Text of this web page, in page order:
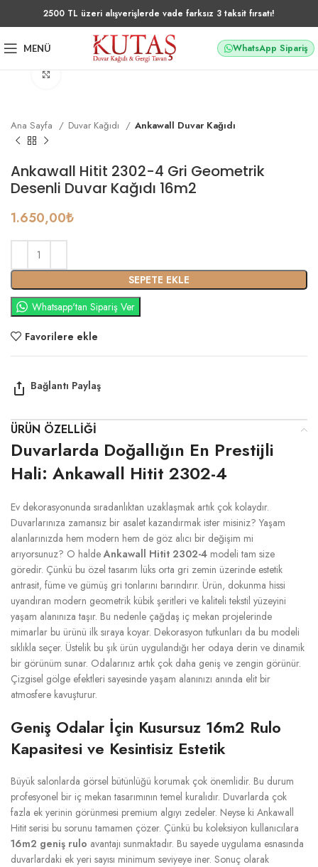
2500 TL üzeri alışverişlerde vade farksız 3 taksit fırsatı!
MENÜ WhatsApp Sipariş
Ana Sayfa Duvar Kağıdı Ankawall Duvar Kağıdı
Ankawall Hitit 2302-4 Gri Geometrik
Desenli Duvar Kağıdı 16m2
1.650,00₺
SEPETE EKLE
Whatsapp'tan Sipariş Ver
Favorilere ekle
ÜRÜN ÖZELLIĞI
Duvarlarda Doğallığın En Prestijli
Hali: Ankawall Hitit 2302-4
Ev dekorasyonunda sıradanlıktan uzaklaşmak artık çok kolaydır.
Duvarlarınıza zamansız bir asalet kazandırmak ister misiniz? Yaşam
alanlarınızda hem modern hem de göz alıcı bir değişim mi
arıyorsunuz? O haldeAnkawall Hitit 2302-4 modeli tam size
göredir. Çünkü bu özel tasarım lüks orta gri zemin üzerinde estetik
antrasit, füme ve gümüş gri tonlarını barındırır. Ürün, dokunma hissi
uyandıran modern geometrik kübik şeritleri ve kaliteli tekstil yüzeyini
yaşam alanınıza taşır. Bu nedenle çağdaş iç mekan projelerinde
mimarlar bu ürünü ilk sıraya koyar. Dekorasyon tutkunları da bu modeli
sıklıkla seçer. Üstelik bu şık ürün uygulandığı her odaya derin ve dinamik
bir görünüm sunar. Odalarınız artık çok daha geniş ve zengin görünür.
Çizgisel gölge efektleri sayesinde yaşam alanınızı anında elit bir
atmosfere kavuşturur.
Geniş Odalar İçin Kusursuz 16m2 Rulo
Kapasitesi ve Kesintisiz Estetik
Büyük salonlarda görsel bütünlüğü korumak çok önemlidir. Bu durum
profesyonel bir iç mekan tasarımının temel kuralıdır. Duvarlarda çok
fazla ek yerinin görünmesi premium algıyı zedeler. Neyse ki Ankawall
Hitit serisi bu sorunu tamamen çözer. Çünkü bu koleksiyon kullanıcılara
16m2 geniş rulo avantajı sunmaktadır. Bu sayede uygulama esnasında
duvarlardaki ek yeri sayısı minimum seviyeye iner. Sonuç olarak